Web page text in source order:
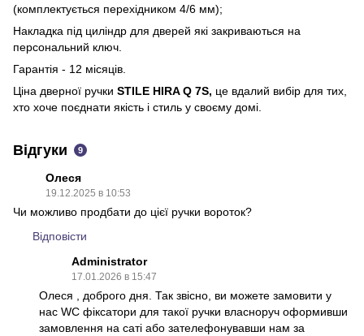
(комплектується перехідником 4/6 мм);
Накладка під циліндр для дверей які закриваються на
персональний ключ.
Гарантія - 12 місяців.
Ціна дверної ручки STILE HIRA Q 7S, це вдалий вибір для тих,
хто хоче поєднати якість і стиль у своєму домі​.
Відгуки 9
Олеся
19.12.2025 в 10:53
Чи можливо продбати до цієї ручки вороток?
Відповісти
Administrator
17.01.2026 в 15:47
Олеся , доброго дня. Так звісно, ви можете замовити у
нас WC фіксатори для такої ручки власноруч оформивши
замовлення на саті або зателефонувавши нам за